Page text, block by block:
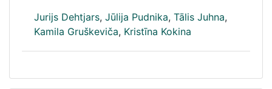
Jurijs Dehtjars, Jūlija Pudnika, Tālis Juhna,
Kamila Gruškeviča, Kristīna Kokina